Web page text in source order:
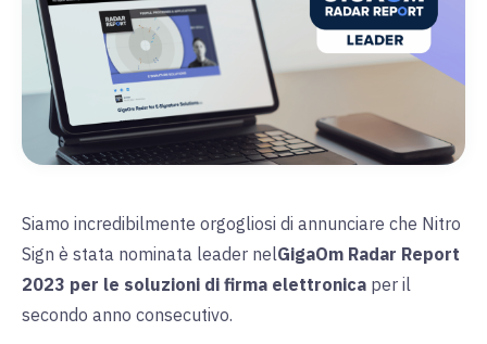
Siamo incredibilmente orgogliosi di annunciare che Nitro
Sign è stata nominata leader nelGigaOm Radar Report
2023 per le soluzioni di firma elettronica per il
secondo anno consecutivo.